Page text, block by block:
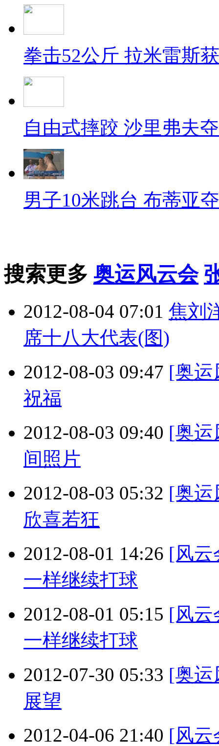
拳击52公斤 拉米雷斯
自由式摔跤 沙里弗夫
男子10米跳台 布蒂亚
搜索更多 奥运风云会
2012-08-04 07:01 焦刘
席十八大代表(图)
2012-08-03 09:47 [奥运
祝福
2012-08-03 09:40 [奥运
间照片
2012-08-03 05:32 [奥运
欣喜若狂
2012-08-01 14:26 [风云
一样继续打球
2012-08-01 05:15 [风云
一样继续打球
2012-07-30 05:33 [奥运
展望
2012-04-06 21:40 [风云